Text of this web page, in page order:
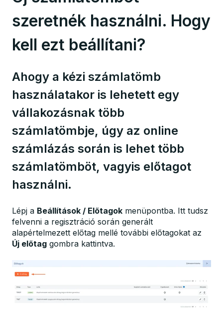
szeretnék használni. Hogy
kell ezt beállítani?
Ahogy a kézi számlatömb
használatakor is lehetett egy
vállakozásnak több
számlatömbje, úgy az online
számlázás során is lehet több
számlatömböt, vagyis előtagot
használni.
Lépj a Beállítások / Előtagok menüpontba. Itt tudsz
felvenni a regisztráció során generált
alapértelmezett előtag mellé további előtagokat az
Új előtag gombra kattintva.